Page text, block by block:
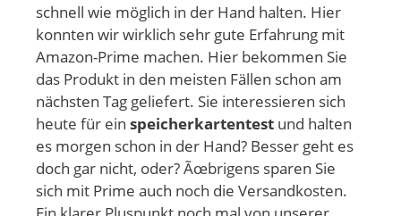
schnell wie möglich in der Hand halten. Hier
konnten wir wirklich sehr gute Erfahrung mit
Amazon-Prime machen. Hier bekommen Sie
das Produkt in den meisten Fällen schon am
nächsten Tag geliefert. Sie interessieren sich
heute für ein speicherkartentest und halten
es morgen schon in der Hand? Besser geht es
doch gar nicht, oder? Ãœbrigens sparen Sie
sich mit Prime auch noch die Versandkosten.